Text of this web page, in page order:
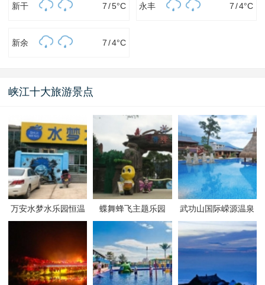
新干 7/5°C 永丰 7 /4°C
新余 7/4°C
峡江十大旅游景点
万安水梦水乐园恒温
游泳馆
蝶舞蜂飞主题乐园
武功山国际嵘源温泉
度假村